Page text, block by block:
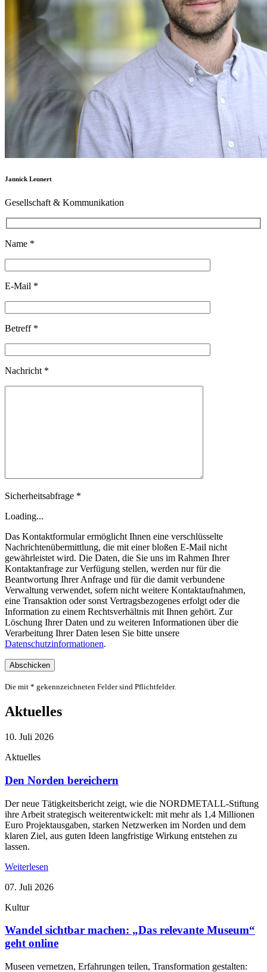
Jannick Leunert
Gesellschaft & Kommunikation
Name *
E-Mail *
Betreff *
Nachricht *
Sicherheitsabfrage *
Loading...
Das Kontaktformular ermöglicht Ihnen eine verschlüsselte
Nachrichtenübermittlung, die mit einer bloßen E-Mail nicht
gewährleistet wird. Die Daten, die Sie uns im Rahmen Ihrer
Kontaktanfrage zur Verfügung stellen, werden nur für die
Beantwortung Ihrer Anfrage und für die damit verbundene
Verwaltung verwendet, sofern nicht weitere Kontaktaufnahmen,
eine Transaktion oder sonst Vertragsbezogenes erfolgt oder die
Information zu einem Rechtsverhältnis mit Ihnen gehört. Zur
Löschung Ihrer Daten und zu weiteren Informationen über die
Verarbeitung Ihrer Daten lesen Sie bitte unsere
Datenschutzinformationen.
Die mit * gekennzeichneten Felder sind Pflichtfelder.
Aktuelles
10. Juli 2026
Aktuelles
Den Norden bereichern
Der neue Tätigkeitsbericht zeigt, wie die NORDMETALL-Stiftung
ihre Arbeit strategisch weiterentwickelt: mit mehr als 1,4 Millionen
Euro Projektausgaben, starken Netzwerken im Norden und dem
klaren Ziel, aus guten Ideen langfristige Wirkung entstehen zu
lassen.
Weiterlesen
07. Juli 2026
Kultur
Wandel sichtbar machen: „Das relevante Museum“
geht online
Museen vernetzen, Erfahrungen teilen, Transformation gestalten: